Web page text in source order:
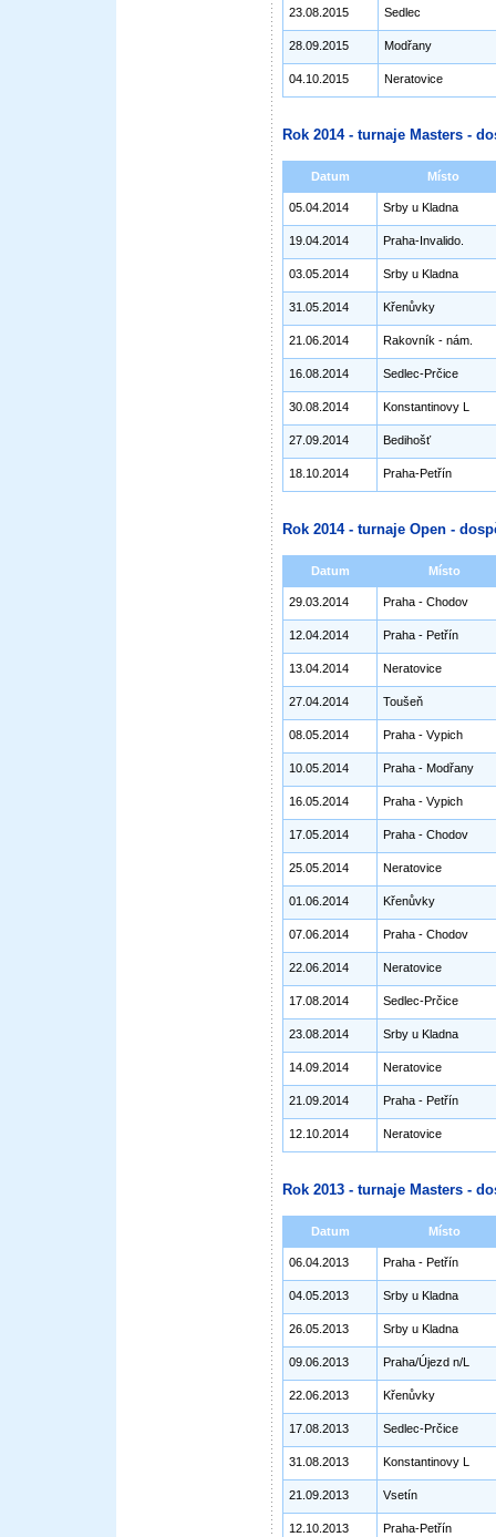
23.08.2015 Sedlec
28.09.2015 Modřany
04.10.2015 Neratovice
Rok 2014 - turnaje Masters -
Datum Místo
05.04.2014 Srby u Kladna
19.04.2014 Praha-Invalido.
03.05.2014 Srby u Kladna
31.05.2014 Křenůvky
21.06.2014 Rakovník - nám.
16.08.2014 Sedlec-Prčice
30.08.2014 Konstantinovy L
27.09.2014 Bedihošť
18.10.2014 Praha-Petřín
Rok 2014 - turnaje Open -
Datum Místo
29.03.2014 Praha - Chodov
12.04.2014 Praha - Petřín
13.04.2014 Neratovice
27.04.2014 Toušeň
08.05.2014 Praha - Vypich
10.05.2014 Praha - Modřany
16.05.2014 Praha - Vypich
17.05.2014 Praha - Chodov
25.05.2014 Neratovice
01.06.2014 Křenůvky
07.06.2014 Praha - Chodov
22.06.2014 Neratovice
17.08.2014 Sedlec-Prčice
23.08.2014 Srby u Kladna
14.09.2014 Neratovice
21.09.2014 Praha - Petřín
12.10.2014 Neratovice
Rok 2013 - turnaje Masters -
Datum Místo
06.04.2013 Praha - Petřín
04.05.2013 Srby u Kladna
26.05.2013 Srby u Kladna
09.06.2013 Praha/Újezd n/L
22.06.2013 Křenůvky
17.08.2013 Sedlec-Prčice
31.08.2013 Konstantinovy L
21.09.2013 Vsetín
12.10.2013 Praha-Petřín